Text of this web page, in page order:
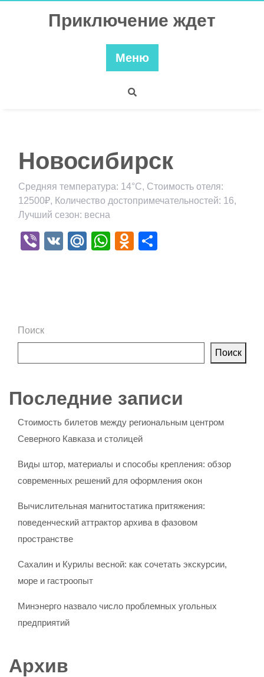
Приключение ждет
Меню
Новосибирск
Средняя температура: 14°C, Стоимость отеля:
12500₽, Количество достопримечательностей: 16,
Лучший сезон: весна
Viber
VK Mail.Ru
WhatsApp
Odnoklassniki
Поиск
Поиск
Последние записи
Стоимость билетов между региональным центром
Северного Кавказа и столицей
Виды штор, материалы и способы крепления: обзор
современных решений для оформления окон
Вычислительная магнитостатика притяжения:
поведенческий аттрактор архива в фазовом
пространстве
Сахалин и Курилы весной: как сочетать экскурсии,
море и гастроопыт
Минэнерго назвало число проблемных угольных
предприятий
Архив